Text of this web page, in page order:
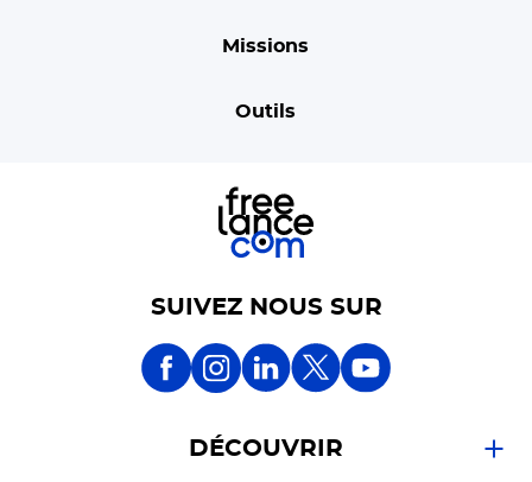
Missions
Outils
SUIVEZ NOUS SUR
DÉCOUVRIR